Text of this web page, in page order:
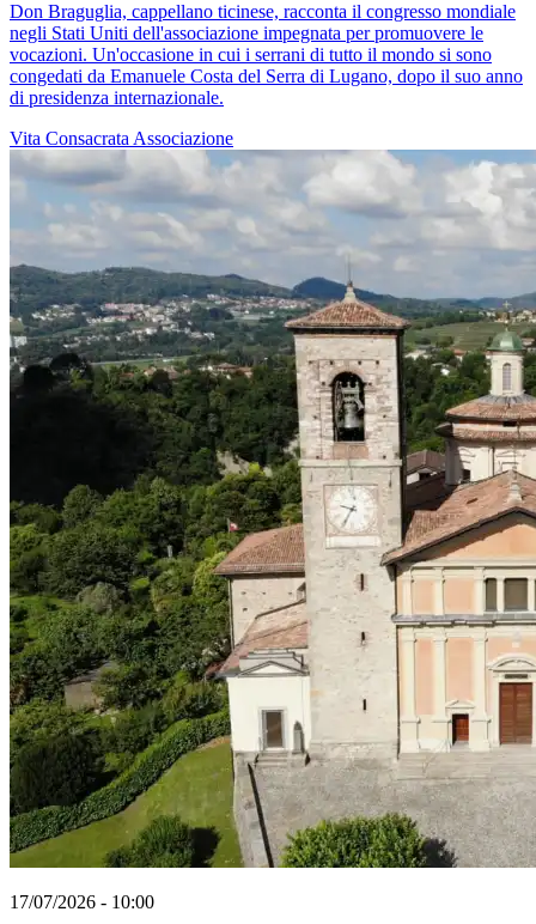
Don Braguglia, cappellano ticinese, racconta il congresso mondiale
negli Stati Uniti dell'associazione impegnata per promuovere le
vocazioni. Un'occasione in cui i serrani di tutto il mondo si sono
congedati da Emanuele Costa del Serra di Lugano, dopo il suo anno
di presidenza internazionale.
Vita Consacrata Associazione
17/07/2026 - 10:00